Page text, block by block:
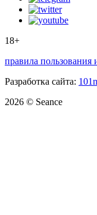
18+
правила
Разработка сайта:
2026 © Seance